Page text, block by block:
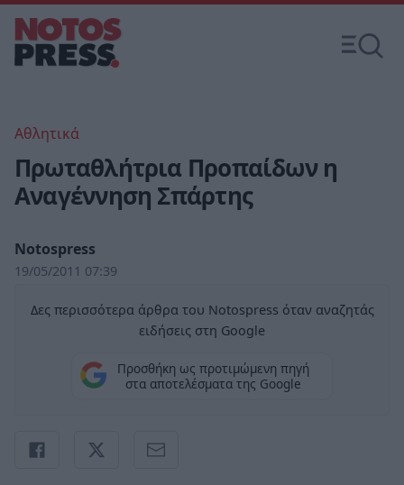
Αθλητικά
Πρωταθλήτρια Προπαίδων η
Αναγέννηση Σπάρτης
Notospress
19/05/2011 07:39
Δες περισσότερα άρθρα του Notospress όταν αναζητάς
ειδήσεις στη Google
Προσθήκη ως προτιμώμενη πηγή
στα αποτελέσματα της Google